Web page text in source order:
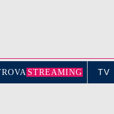
A STREAMING TV